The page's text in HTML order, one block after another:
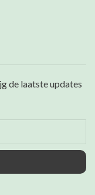
de laatste updates